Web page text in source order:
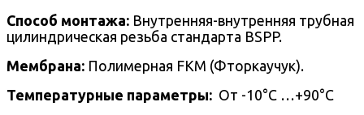
Способ монтажа: Внутренняя-внутренняя трубная
цилиндрическая резьба стандарта BSPP.
Мембрана: Полимерная FKM (Фторкаучук).
Температурные параметры: От -10°С …+90°С